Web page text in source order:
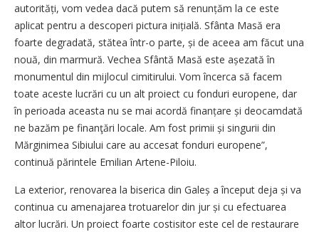
autorități, vom vedea dacă putem să renunțăm la ce este
aplicat pentru a descoperi pictura inițială. Sfânta Masă era
foarte degradată, stătea într-o parte, și de aceea am făcut una
nouă, din marmură. Vechea Sfântă Masă este așezată în
monumentul din mijlocul cimitirului. Vom încerca să facem
toate aceste lucrări cu un alt proiect cu fonduri europene, dar
în perioada aceasta nu se mai acordă finanțare și deocamdată
ne bazăm pe finanţări locale. Am fost primii și singurii din
Mărginimea Sibiului care au accesat fonduri europene”,
continuă părintele Emilian Artene-Piloiu.
La exterior, renovarea la biserica din Galeș a început deja și va
continua cu amenajarea trotuarelor din jur și cu efectuarea
altor lucrări. Un proiect foarte costisitor este cel de restaurare